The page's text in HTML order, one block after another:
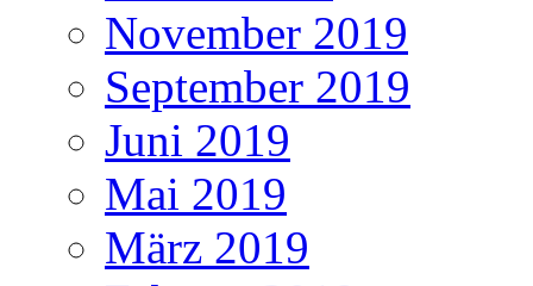
November 2019
September 2019
Juni 2019
Mai 2019
März 2019